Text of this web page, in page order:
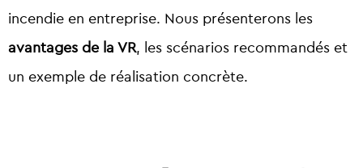
incendie en entreprise. Nous présenterons les
avantages de la VR, les scénarios recommandés et
un exemple de réalisation concrète.